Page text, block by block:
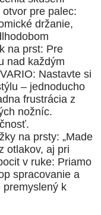
pre palec:
držanie,
na prst: Pre
nad každým
Nastavte si
– jednoducho
frustrácia z
nožníc.
na prsty: „Made
otlakov, aj pri
v ruke: Priamo
spracovanie a
k